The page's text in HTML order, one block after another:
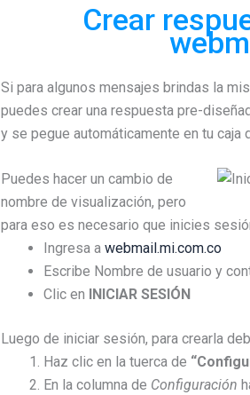
Crear
Si para algunos mensajes brindas la
puedes crear una respuesta pre-
y se pegue automáticamente en tu caja
Puedes hacer un cambio de
nombre de visualización, pero
para eso es necesario que inicies
Ingresa a webmail.mi.com.co
Escribe Nombre de usuario y
Clic en INICIAR SESIÓN
Luego de iniciar sesión, para crearla
Haz clic en la tuerca de
En la columna de Configuración